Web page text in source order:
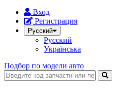
Вход
Регистрация
Русский
Русский
Українська
Подбор по модели авто